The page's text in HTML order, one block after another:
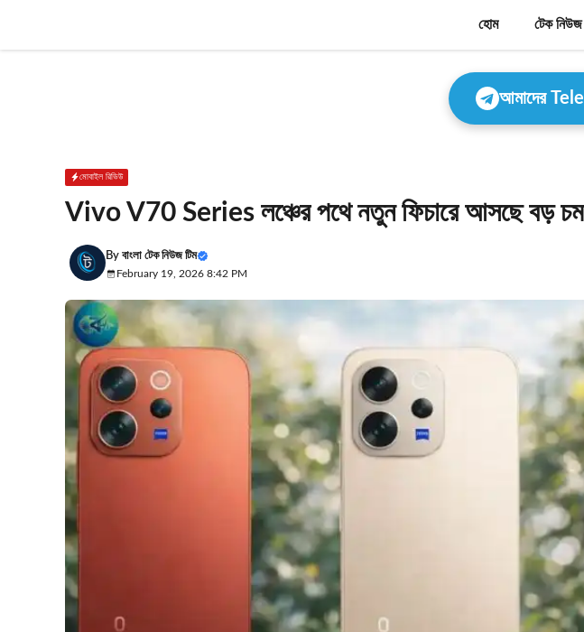
content
হোম টেক নিউজ
আমাদের
মোবাইল রিভিউ
Vivo V70 Series লঞ্চের পথে নতুন ফিচারে আসছে বড়
By বাংলা টেক নিউজ টিম
February 19, 2026 8:42 PM